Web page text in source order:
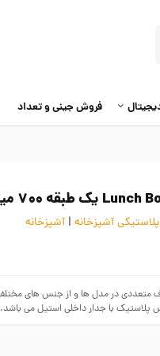
فروش جینی و تعداد
آشپزخانه | آشپزخانه
پلاستیک با جدار داخلی استیل می باشد.